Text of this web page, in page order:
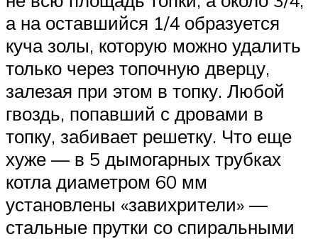
а на оставшийся 1/4 образуется
куча золы, которую можно удалить
только через топочную дверцу,
залезая при этом в топку. Любой
гвоздь, попавший с дровами в
топку, забивает решетку. Что еще
хуже — в 5 дымогарных трубках
котла диаметром 60 мм
установлены «завихрители» —
стальные прутки со спиральными